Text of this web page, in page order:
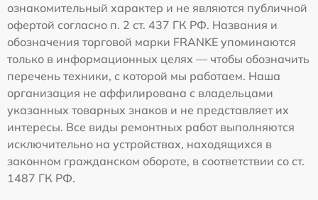
ознакомительный характер и не являются публичной
офертой согласно п. 2 ст. 437 ГК РФ. Названия и
обозначения торговой марки FRANKE упоминаются
только в информационных целях — чтобы обозначить
перечень техники, с которой мы работаем. Наша
организация не аффилирована с владельцами
указанных товарных знаков и не представляет их
интересы. Все виды ремонтных работ выполняются
исключительно на устройствах, находящихся в
законном гражданском обороте, в соответствии со ст.
1487 ГК РФ.